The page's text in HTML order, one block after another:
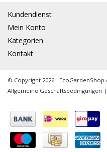
Kundendienst
Mein Konto
Kategorien
Kontakt
© Copyright 2026 -
Allgemeine Geschäftsbedingungen |